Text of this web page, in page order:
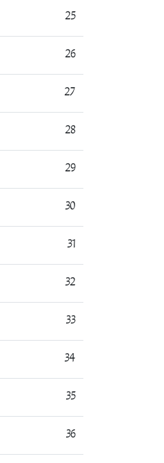
25
26
27
28
29
30
31
32
33
34
35
36